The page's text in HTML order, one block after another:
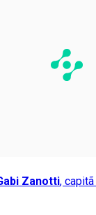
Zanotti,